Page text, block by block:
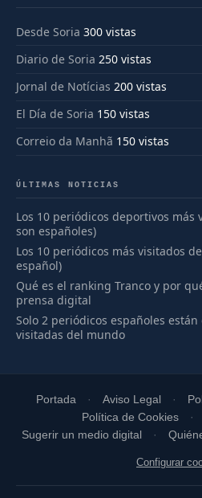
Desde Soria 300 vistas
Diario de Soria 250 vistas
Jornal de Notícias 200 vistas
El Día de Soria 150 vistas
Correio da Manhã 150 vistas
ÚLTIMAS NOTICIAS
Los 10 periódicos deportivos más
son españoles)
Los 10 periódicos más visitados
español)
Qué es el ranking Tranco y por
prensa digital
Solo 2 periódicos españoles
visitadas del mundo
Portada Aviso Legal
Política de Cookies
Sugerir un medio digital
Configurar